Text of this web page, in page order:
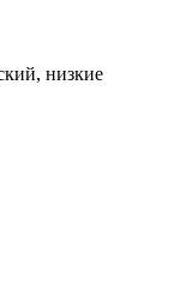
низкие